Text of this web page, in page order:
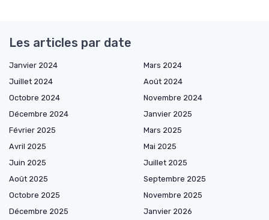
Les articles par date
Janvier 2024
Mars 2024
Juillet 2024
Août 2024
Octobre 2024
Novembre 2024
Décembre 2024
Janvier 2025
Février 2025
Mars 2025
Avril 2025
Mai 2025
Juin 2025
Juillet 2025
Août 2025
Septembre 2025
Octobre 2025
Novembre 2025
Décembre 2025
Janvier 2026